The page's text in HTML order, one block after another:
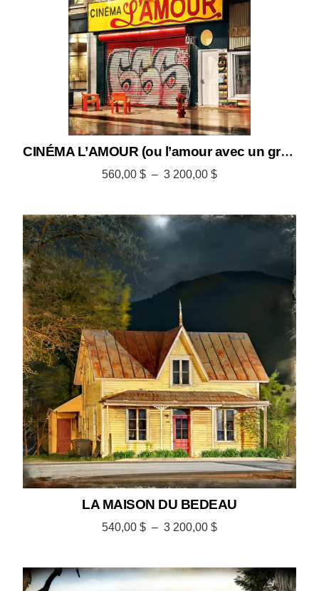
CINÉMA L’AMOUR (ou l’amour avec un grand C)
560,00 $ – 3 200,00 $
LA MAISON DU BEDEAU
540,00 $ – 3 200,00 $